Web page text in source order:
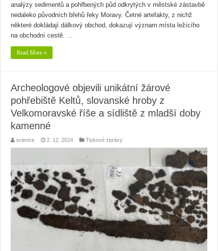
analýzy sedimentů a pohřbených půd odkrytých v městské zástavbě
nedaleko původních břehů řeky Moravy. Četné artefakty, z nichž
některé dokládají dálkový obchod, dokazují význam místa ležícího
na obchodní cestě. …
Read More »
Archeologové objevili unikátní žárové
pohřebiště Keltů, slovanské hroby z
Velkomoravské říše a sídliště z mladší doby
kamenné
science 2. 12. 2024 Tiskové zprávy